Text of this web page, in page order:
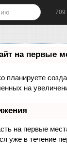
709
на первые
планируете
на
на первые
уже в течение